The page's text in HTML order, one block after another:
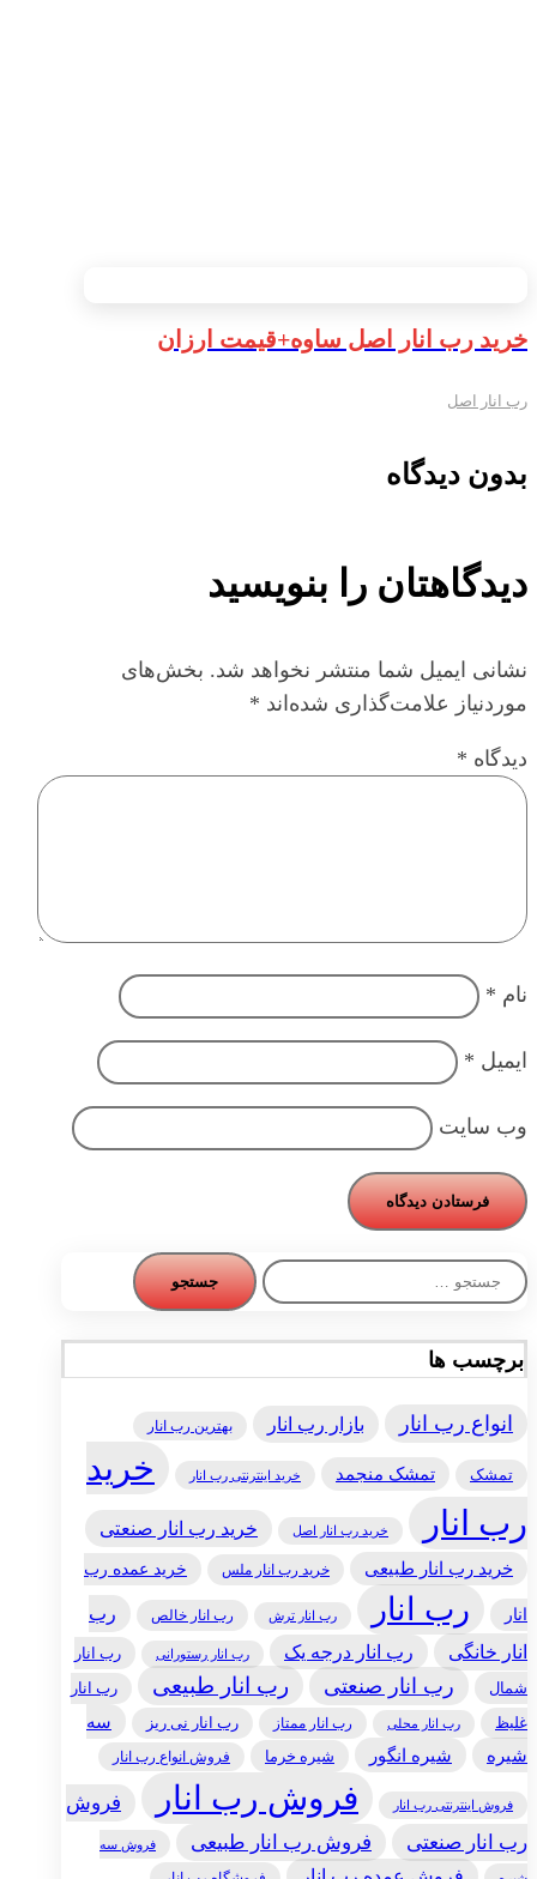
خرید رب انار اصل ساوه+قیمت ارزان
رب انار اصل
بدون دیدگاه
دیدگاهتان را بنویسید
نشانی ایمیل شما منتشر نخواهد شد. بخش‌های
موردنیاز علامت‌گذاری شده‌اند *
دیدگاه *
نام *
ایمیل *
وب‌ سایت
جستجو
برای:
برچسب ها
انواع رب انار بازار رب انار بهترین رب انار
تمشک تمشک منجمد خرید اینترنتی رب انار
خرید
رب انار
خرید رب انار اصل خرید رب انار صنعتی
خرید رب انار طبیعی خرید رب انار ملس خرید عمده رب
انار رب انار رب انار ترش رب انار خالص
رب
انار خانگی
رب انار درجه یک رب انار رستورانی
رب انار
شمال
رب انار صنعتی رب انار طبیعی رب انار
غلیظ رب انار محلی رب انار ممتاز رب انار نی ریز
سه
شیره
شیره انگور شیره خرما فروش انواع رب انار
فروش اینترنتی رب انار فروش رب انار
فروش
رب انار صنعتی
فروش رب انار طبیعی فروش سه